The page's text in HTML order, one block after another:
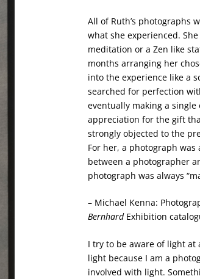
All of Ruth’s photographs
what she experienced.
meditation or a Zen like
months arranging her
into the experience like a
searched for perfection
eventually making a
appreciation for the gift
strongly objected to the
For her, a photograph
between a photographer
photograph was always
– Michael Kenna:
BernhardExhibition
I try to be aware of light at
light because I am a
involved with light.